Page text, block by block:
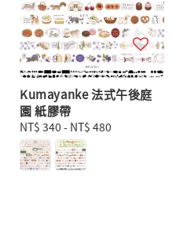
Kumayanke 法式午後庭
園 紙膠帶
Regular
price
NT$ 340 - NT$ 480